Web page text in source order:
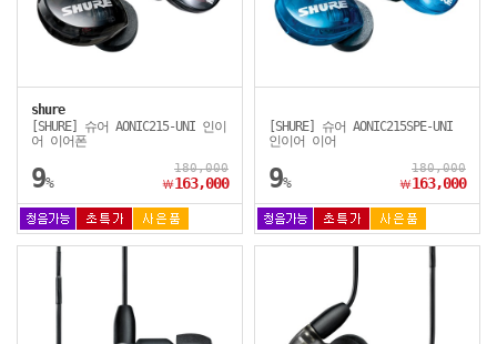
shure
[SHURE] 슈어 AONIC215-UNI 인이
어 이어폰
9%
180,000
￦163,000
[SHURE] 슈어 AONIC215SPE-UNI
인이어 이어
9%
180,000
￦163,000